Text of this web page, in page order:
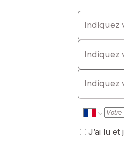
sur le site Géorisques :
: cecile.tanguy@safti.fr - EI -
Indiquez
Indiquez
E-mail
J’ai lu et